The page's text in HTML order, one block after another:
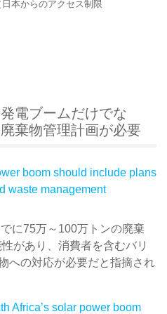
日本からのアクセス制限
電ブームだけでな
棄物管理計画が必要
boom should include plans
waste management
に75万～100万トンの廃棄
があり、消費者を含むバリ
への対応が必要だと指摘され
Africa’s solar power boom